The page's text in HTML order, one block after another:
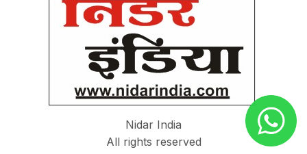
Nidar India
All rights reserved